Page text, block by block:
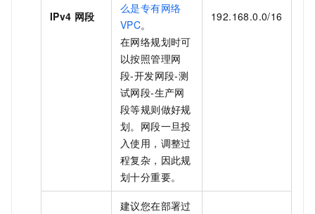
IPv4 网段
么是专有网络
VPC。
在网络规划时可
以按照管理网
段-开发网段-测
试网段-生产网
段等规则做好规
划。网段一旦投
入使用，调整过
程复杂，因此规
划十分重要。
192.168.0.0/16
建议您在部署过